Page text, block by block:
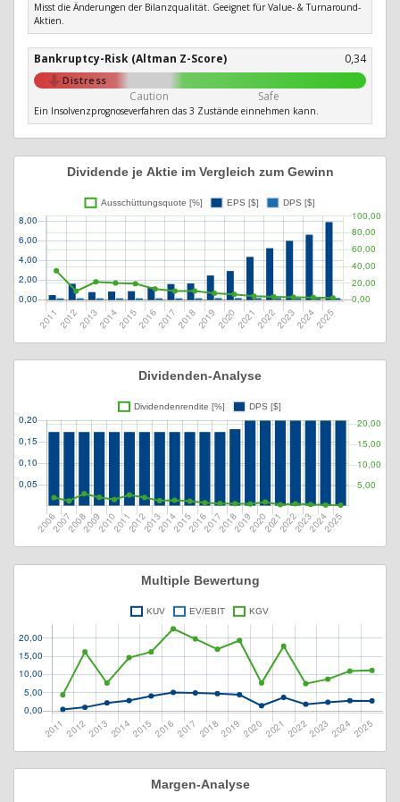
Misst die Änderungen der Bilanzqualität. Geeignet für Value- & Turnaround-
Aktien.
Bankruptcy-Risk (Altman Z-Score) 0,34
Distress
Caution Safe
Ein Insolvenzprognoseverfahren das 3 Zustände einnehmen kann.